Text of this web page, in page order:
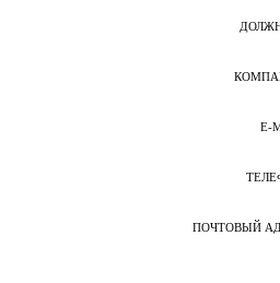
E-
ПОЧТОВЫЙ